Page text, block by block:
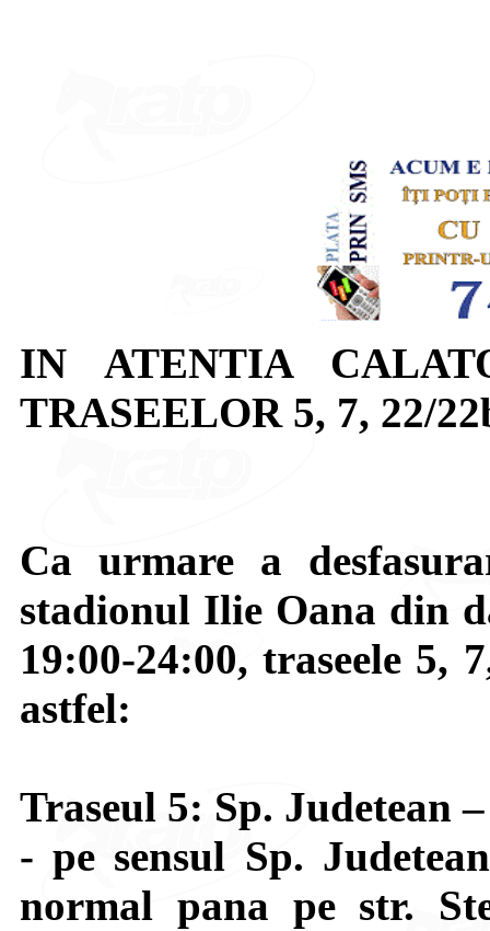
IN ATENTIA
TRASEELOR 5, 7, 22/
Ca urmare a
stadionul Ilie Oana din
19:00-24:00, traseele 5,
astfel:
Traseul 5: Sp. Judetean
- pe sensul Sp.
normal pana pe str.